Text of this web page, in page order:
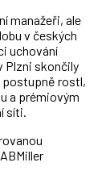
manažeři, ale
v českých
uchování
Plzni skončily
postupně rostl,
a prémiovým
síti.